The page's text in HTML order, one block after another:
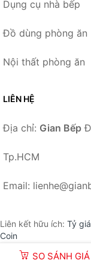
SO SÁNH GIÁ
Dụng cụ nhà bếp
Đồ dùng phòng ăn
Nội thất phòng ăn
LIÊN HỆ
Địa chỉ: Gian Bếp
Tp.HCM
Email:
Liên kết hữu ích: Tỷ giá
Coin
©